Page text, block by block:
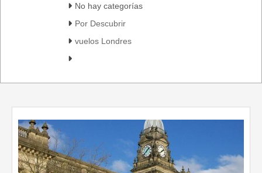
No hay categorías
Por Descubrir
vuelos Londres